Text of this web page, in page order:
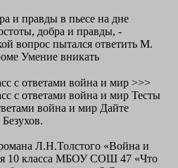
и правды в пьесе на дне
добра и правды, -
вопрос пытался ответить М.
Умение вникать
с ответами война и мир >>>
с ответами война и мир Тесты
война и мир Дайте
Л.Н.Толстого «Война и
10 класса МБОУ СОШ 47 «Что